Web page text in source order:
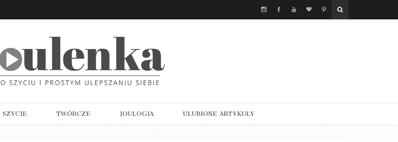
SZYCIE TWÓRCZE JOULOGIA ULUBIONE ARTYKUŁY